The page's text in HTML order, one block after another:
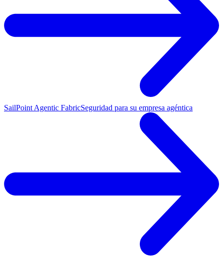
SailPoint Agentic FabricSeguridad para su empresa agéntica